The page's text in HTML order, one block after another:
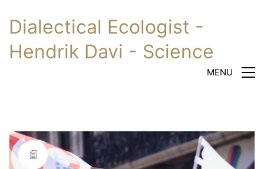
Dialectical Ecologist -
Hendrik Davi - Science
MENU